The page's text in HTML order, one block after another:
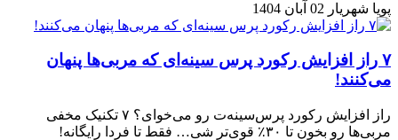
پویا شهریار 02 آبان 1404
۷ راز افزایش رکورد پرس سینه‌ای که مربی‌ها پنهان
می‌کنند!
راز افزایش رکورد پرس‌سینه‌ت رو می‌خوای؟ ۷ تکنیک مخفی
مربی‌ها رو بخون تا ۳۰٪ قوی‌تر شی… فقط تا فردا رایگانه!